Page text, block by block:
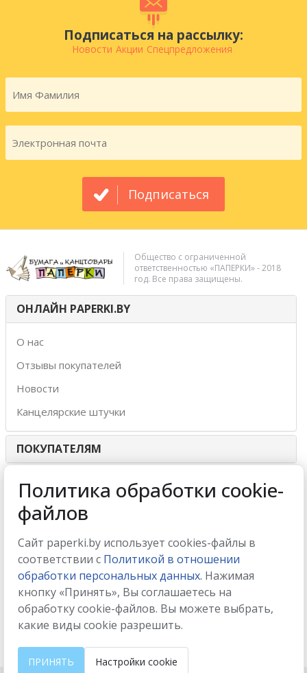
Подписаться на рассылку:
Новости Акции Спецпредложения
Подписаться
Общество с ограниченной
ответственностью «ПАПЕРКИ» - 2018
год. Все права защищены.
ОНЛАЙН PAPERKI.BY
О нас
Отзывы покупателей
Новости
Канцелярские штучки
ПОКУПАТЕЛЯМ
ИНТЕРНЕТ-МАГАЗИН
МЫ ПРИНИМАЕМ
МЫ В СОЦСЕТЯХ
Политика обработки cookie-
файлов
Сайт paperki.by использует cookies-файлы в
соответствии с Политикой в отношении
обработки персональных данных. Нажимая
кнопку «Принять», Вы соглашаетесь на
обработку cookie-файлов. Вы можете выбрать,
какие виды cookie разрешить.
ПРИНЯТЬ Настройки cookie